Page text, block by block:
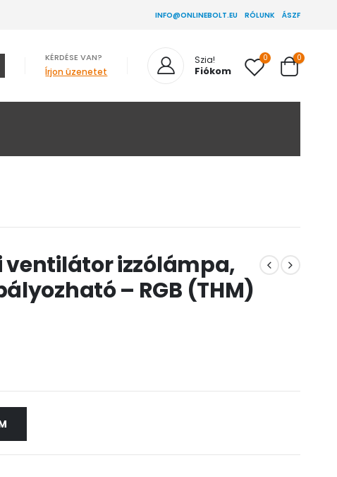
INFO@ONLINEBOLT.EU RÓLUNK ÁSZF
KÉRDÉSE VAN?
Írjon üzenetet
Szia!
Fiókom
0 0
ventilátor izzólámpa,
– RGB (THM)